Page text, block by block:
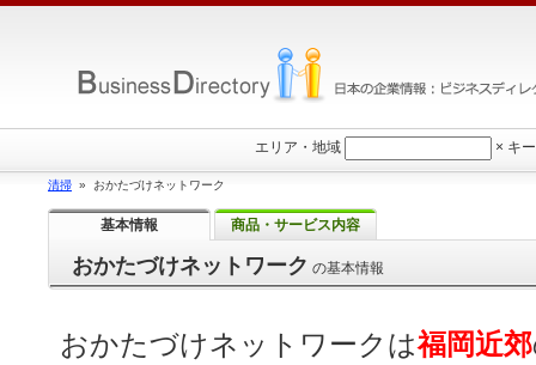
おかたづけネットワーク の基本情報
おかたづけネットワーク は福岡近郊
エリア・地域 × キ
清掃 » おかたづけネットワーク
基本情報 商品・サービス内容